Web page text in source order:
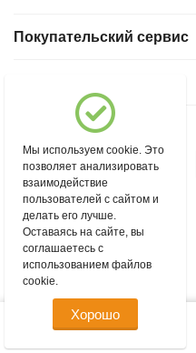
Покупательский сервис
© 2004 - 2026 msever.ru.
Мы используем cookie. Это
позволяет анализировать
взаимодействие
пользователей с сайтом и
делать его лучше.
Оставаясь на сайте, вы
соглашаетесь с
использованием файлов
cookie.
Хорошо